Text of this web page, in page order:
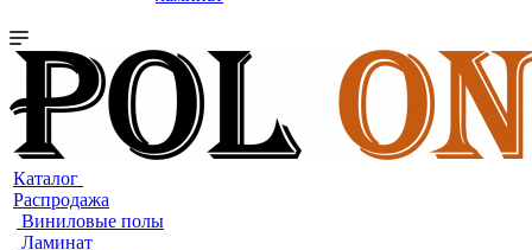
Каталог
Распродажа
Виниловые полы
Ламинат